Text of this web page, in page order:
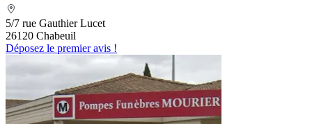
5/7 rue Gauthier Lucet
26120 Chabeuil
Déposez le premier avis !